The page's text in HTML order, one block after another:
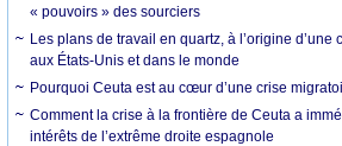
« pouvoirs » des sourciers
Les plans de travail en quartz, à l’origine d’une
aux États-Unis et dans le monde
Pourquoi Ceuta est au cœur d’une crise
Comment la crise à la frontière de Ceuta a
intérêts de l’extrême droite espagnole